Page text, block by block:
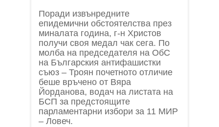
Поради извънредните
епидемични обстоятелства през
миналата година, г-н Христов
получи своя медал чак сега. По
молба на председателя на ОбС
на Българския антифашистки
съюз – Троян почетното отличие
беше връчено от Вяра
Йорданова, водач на листата на
БСП за предстоящите
парламентарни избори за 11 МИР
– Ловеч.